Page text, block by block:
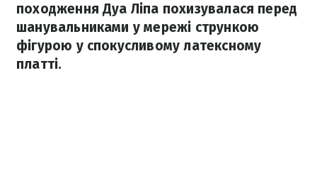
походження Дуа Ліпа похизувалася перед
шанувальниками у мережі стрункою
фігурою у спокусливому латексному
платті.